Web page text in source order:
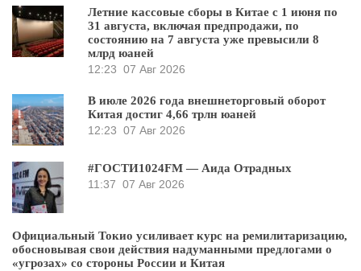
Летние кассовые сборы в Китае с 1 июня по
31 августа, включая предпродажи, по
состоянию на 7 августа уже превысили 8
млрд юаней
12:23 07 Авг 2026
В июле 2026 года внешнеторговый оборот
Китая достиг 4,66 трлн юаней
12:23 07 Авг 2026
#ГОСТИ1024FM — Аида Отрадных
11:37 07 Авг 2026
Официальный Токио усиливает курс на ремилитаризацию,
обосновывая свои действия надуманными предлогами о
«угрозах» со стороны России и Китая